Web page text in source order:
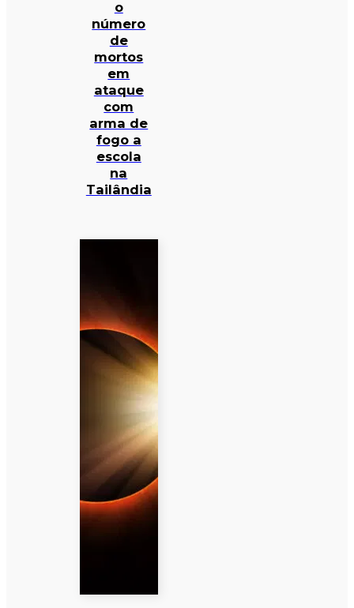
o
número
de
mortos
em
ataque
com
arma de
fogo a
escola
na
Tailândia